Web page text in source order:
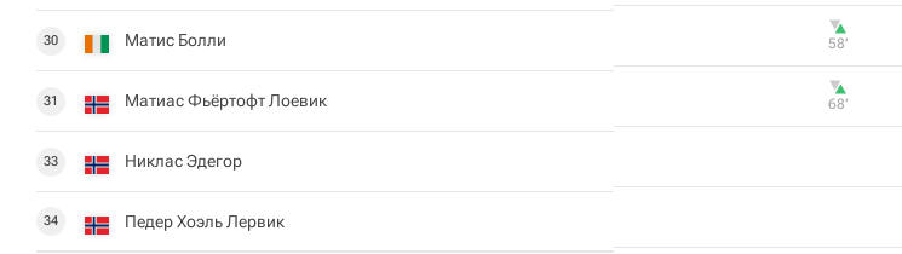
30 Матис Болли
31 Матиас Фьёртофт Лоевик
33 Никлас Эдегор
34 Педер Хоэль Лервик
58‎’‎
68‎’‎